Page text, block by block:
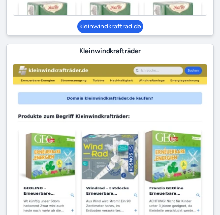
kleinwindkraftrad.de
Kleinwindkrafträder